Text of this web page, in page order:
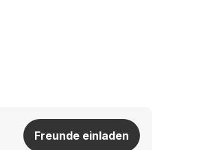
Freunde einladen